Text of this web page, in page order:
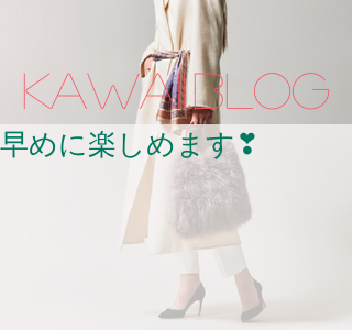
kawaii.BLOG
早めに楽しめます❣